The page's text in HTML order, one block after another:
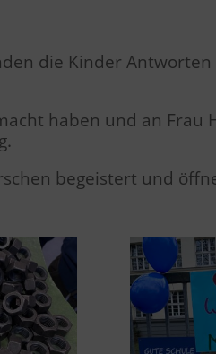
die Kinder
haben und an Frau
begeistert und